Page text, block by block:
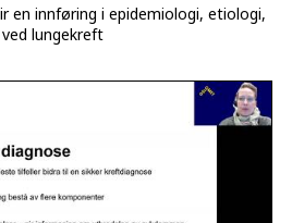
en innføring i epidemiologi, etiologi,
lungekreft